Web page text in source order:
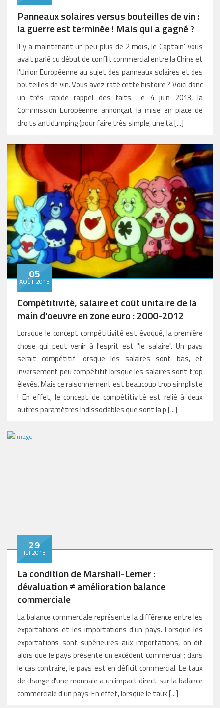
Panneaux solaires versus bouteilles de vin :
la guerre est terminée ! Mais qui a gagné ?
Il y a maintenant un peu plus de 2 mois, le Captain' vous
avait parlé du début de conflit commercial entre la Chine et
l'Union Européenne au sujet des panneaux solaires et des
bouteilles de vin. Vous avez raté cette histoire ? Voici donc
un très rapide rappel des faits. Le 4 juin 2013, la
Commission Européenne annonçait la mise en place de
droits antidumping (pour faire très simple, une ta [...]
05
AOÛT 2013
Compétitivité, salaire et coût unitaire de la
main d'oeuvre en zone euro : 2000-2012
Lorsque le concept compétitivité est évoqué, la première
chose qui peut venir à l'esprit est "le salaire". Un pays
serait compétitif lorsque les salaires sont bas, et
inversement peu compétitif lorsque les salaires sont trop
élevés. Mais ce raisonnement est beaucoup trop simpliste
! En effet, le concept de compétitivité est relié à deux
autres paramètres indissociables que sont la p [...]
29
JUI 2013
La condition de Marshall-Lerner :
dévaluation ≠ amélioration balance
commerciale
La balance commerciale représente la différence entre les
exportations et les importations d'un pays. Lorsque les
exportations sont supérieures aux importations, on dit
alors que le pays présente un excédent commercial ; dans
le cas contraire, le pays est en déficit commercial. Le taux
de change d'une monnaie a un impact direct sur la balance
commerciale d'un pays. En effet, lorsque le taux [...]